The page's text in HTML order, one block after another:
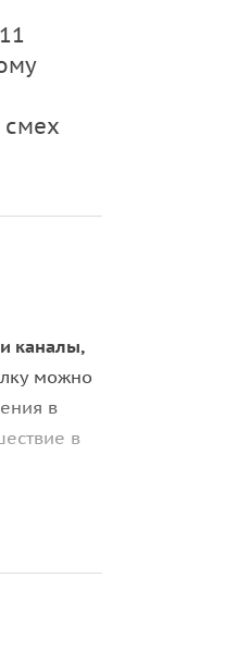
смех
каналы,
можно
в
в
других